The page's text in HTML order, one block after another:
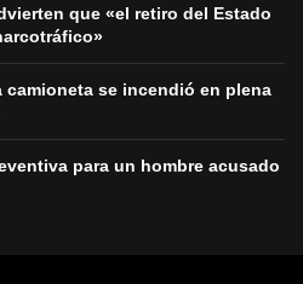
que «el retiro del Estado
camioneta se incendió en plena
para un hombre acusado